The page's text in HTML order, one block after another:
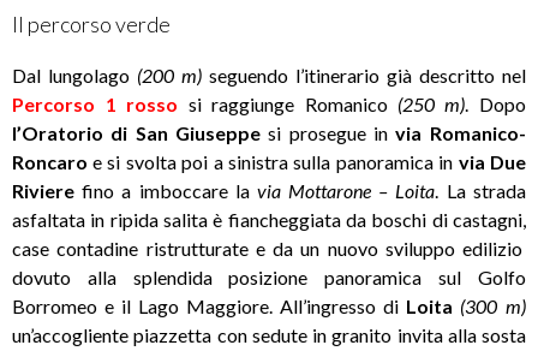
Il percorso verde
Dal lungolago (200 m) seguendo l’itinerario già descritto nel
Percorso 1 rosso si raggiunge Romanico (250 m). Dopo
l’Oratorio di San Giuseppe si prosegue in via Romanico-
Roncaro e si svolta poi a sinistra sulla panoramica in via Due
Riviere fino a imboccare la via Mottarone – Loita. La strada
asfaltata in ripida salita è fiancheggiata da boschi di castagni,
case contadine ristrutturate e da un nuovo sviluppo edilizio
dovuto alla splendida posizione panoramica sul Golfo
Borromeo e il Lago Maggiore. All’ingresso di Loita (300 m)
un’accogliente piazzetta con sedute in granito invita alla sosta